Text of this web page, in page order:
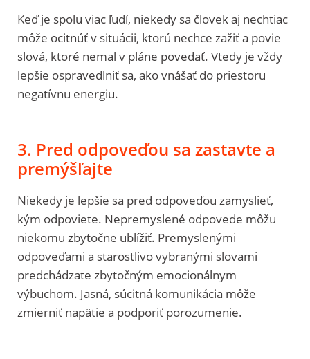
Keď je spolu viac ľudí, niekedy sa človek aj nechtiac
môže ocitnúť v situácii, ktorú nechce zažiť a povie
slová, ktoré nemal v pláne povedať. Vtedy je vždy
lepšie ospravedlniť sa, ako vnášať do priestoru
negatívnu energiu.
3. Pred odpoveďou sa zastavte a
premýšľajte
Niekedy je lepšie sa pred odpoveďou zamyslieť,
kým odpoviete. Nepremyslené odpovede môžu
niekomu zbytočne ublížiť. Premyslenými
odpoveďami a starostlivo vybranými slovami
predchádzate zbytočným emocionálnym
výbuchom. Jasná, súcitná komunikácia môže
zmierniť napätie a podporiť porozumenie.